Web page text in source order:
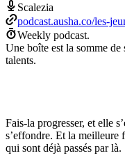
Scalezia
podcast.ausha.co/les-
Weekly podcast.
Une boîte est la somme de
talents.
Fais-la progresser, et elle
s’effondre. Et la meilleure
qui sont déjà passés par là.